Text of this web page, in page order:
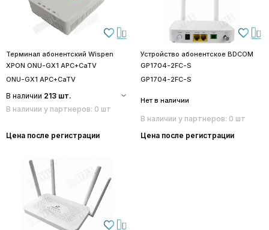
Терминал абонентский Wispen
XPON ONU-GX1 APC+CaTV
ONU-GX1 APC+CaTV
В наличии 213 шт.
В наличии у партнеров: 0 шт
Цена после регистрации
Устройство абонентское BDCOM
GP1704-2FC-S
GP1704-2FC-S
Нет в наличии
В наличии у партнеров: 0 шт
Цена после регистрации